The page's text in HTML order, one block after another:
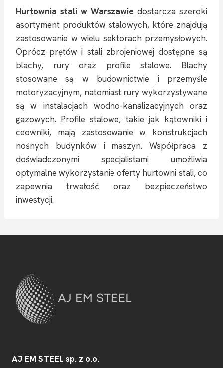
Hurtownia stali w Warszawie dostarcza szeroki
asortyment produktów stalowych, które znajdują
zastosowanie w wielu sektorach przemysłowych.
Oprócz prętów i stali zbrojeniowej dostępne są
blachy, rury oraz profile stalowe. Blachy
stosowane są w budownictwie i przemyśle
motoryzacyjnym, natomiast rury wykorzystywane
są w instalacjach wodno-kanalizacyjnych oraz
gazowych. Profile stalowe, takie jak kątowniki i
ceowniki, mają zastosowanie w konstrukcjach
nośnych budynków i maszyn. Współpraca z
doświadczonymi specjalistami umożliwia
optymalne wykorzystanie oferty hurtowni stali, co
zapewnia trwałość oraz bezpieczeństwo
inwestycji.
AJ EM STEEL sp. z o.o.